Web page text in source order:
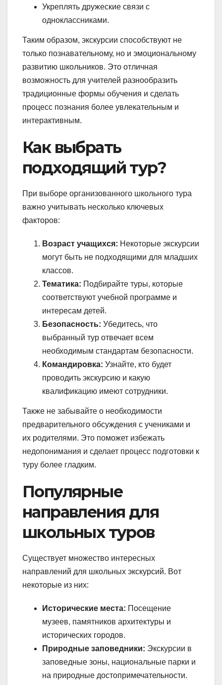
Укреплять дружеские связи с
одноклассниками.
Таким образом, экскурсии способствуют не
только познавательному, но и эмоциональному
развитию школьников. Это отличная
возможность для учителей разнообразить
традиционные формы обучения и сделать
процесс познания более увлекательным и
интерактивным.
Как выбрать
подходящий тур?
При выборе организованного школьного тура
важно учитывать несколько ключевых
факторов:
Возраст учащихся: Некоторые экскурсии
могут быть не подходящими для младших
классов.
Тематика: Подбирайте туры, которые
соответствуют учебной программе и
интересам детей.
Безопасность: Убедитесь, что
выбранный тур отвечает всем
необходимым стандартам безопасности.
Командировка: Узнайте, кто будет
проводить экскурсию и какую
квалификацию имеют сотрудники.
Также не забывайте о необходимости
предварительного обсуждения с учениками и
их родителями. Это поможет избежать
недопонимания и сделает процесс подготовки к
туру более гладким.
Популярные
направления для
школьных туров
Существует множество интересных
направлений для школьных экскурсий. Вот
некоторые из них:
Исторические места: Посещение
музеев, памятников архитектуры и
исторических городов.
Природные заповедники: Экскурсии в
заповедные зоны, национальные парки и
на природные достопримечательности.